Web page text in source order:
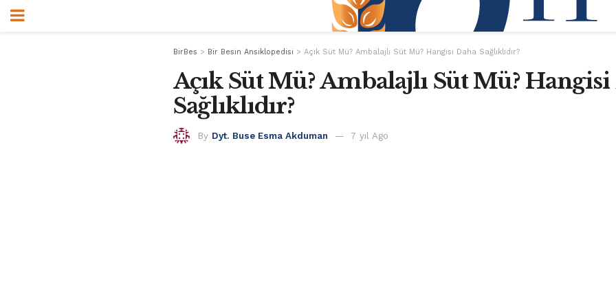
BirBes > Bir Besin Ansiklopedisi > Açık Süt Mü? Ambalajlı Süt Mü? Hangisi Daha Sağlıklıdır?
Açık Süt Mü? Ambalajlı Süt Mü?
Sağlıklıdır?
By Dyt. Buse Esma Akduman 7 yıl Ago